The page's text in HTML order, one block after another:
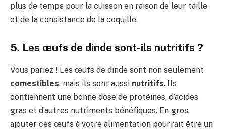
plus de temps pour la cuisson en raison de leur taille
et de la consistance de la coquille.
5. Les œufs de dinde sont-ils nutritifs ?
Vous pariez ! Les œufs de dinde sont non seulement
comestibles, mais ils sont aussi nutritifs. Ils
contiennent une bonne dose de protéines, d’acides
gras et d’autres nutriments bénéfiques. En gros,
ajouter ces œufs à votre alimentation pourrait être un